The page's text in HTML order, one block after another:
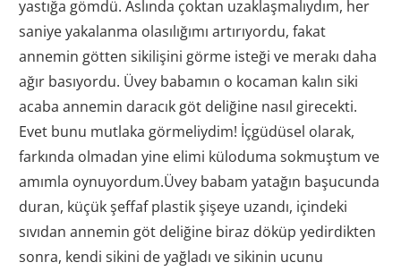
yastığa gömdü. Aslında çoktan uzaklaşmalıydım, her
saniye yakalanma olasılığımı artırıyordu, fakat
annemin götten sikilişini görme isteği ve merakı daha
ağır basıyordu. Üvey babamın o kocaman kalın siki
acaba annemin daracık göt deliğine nasıl girecekti.
Evet bunu mutlaka görmeliydim! İçgüdüsel olarak,
farkında olmadan yine elimi küloduma sokmuştum ve
amımla oynuyordum.Üvey babam yatağın başucunda
duran, küçük şeffaf plastik şişeye uzandı, içindeki
sıvıdan annemin göt deliğine biraz döküp yedirdikten
sonra, kendi sikini de yağladı ve sikinin ucunu